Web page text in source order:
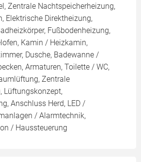
Zentrale Nachtspeicherheizung,
Elektrische Direktheizung,
Fußbodenheizung,
Kamin / Heizkamin,
Dusche, Badewanne /
Armaturen, Toilette / WC,
Zentrale
Lüftungskonzept,
Anschluss Herd, LED /
/ Alarmtechnik,
/ Haussteuerung